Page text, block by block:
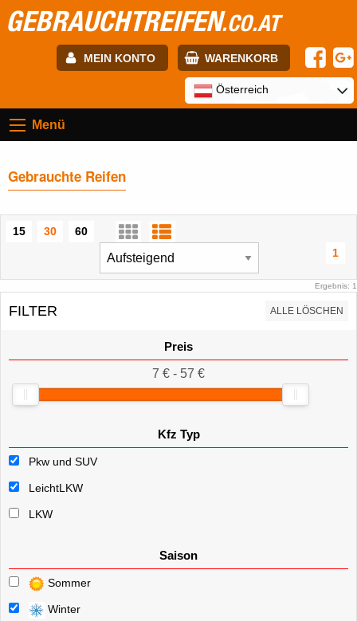
GEBRAUCHTREIFEN.CO.AT
MEIN KONTO WARENKORB
Passwort:
Österreich
Menü
Gebrauchte Reifen
15 30
60
1
Ergebnis: 1
FILTER ALLE LÖSCHEN
Preis
7 € - 57 €
Kfz Typ
Pkw und SUV
LeichtLKW
LKW
Saison
Sommer
Winter